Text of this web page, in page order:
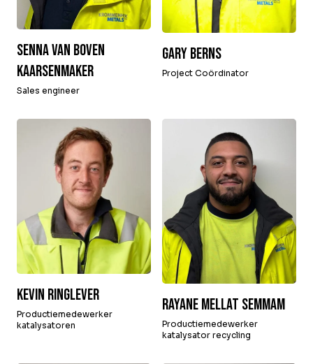
Senna van Boven
Kaarsenmaker
Sales engineer
Gary Berns
Project Coördinator
Kevin Ringlever
Productiemedewerker
katalysatoren
Rayane Mellat Semmam
Productiemedewerker
katalysator recycling